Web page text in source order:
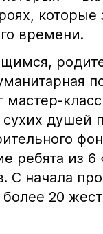
времени.
душей
ребята из 6
С начала
20